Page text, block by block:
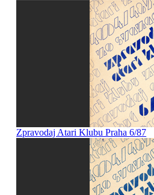
Zpravodaj Atari Klubu Praha 6/87